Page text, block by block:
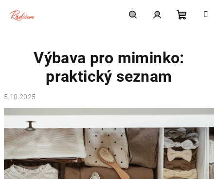
košík
Výbava pro miminko:
praktický seznam
5.10.2025